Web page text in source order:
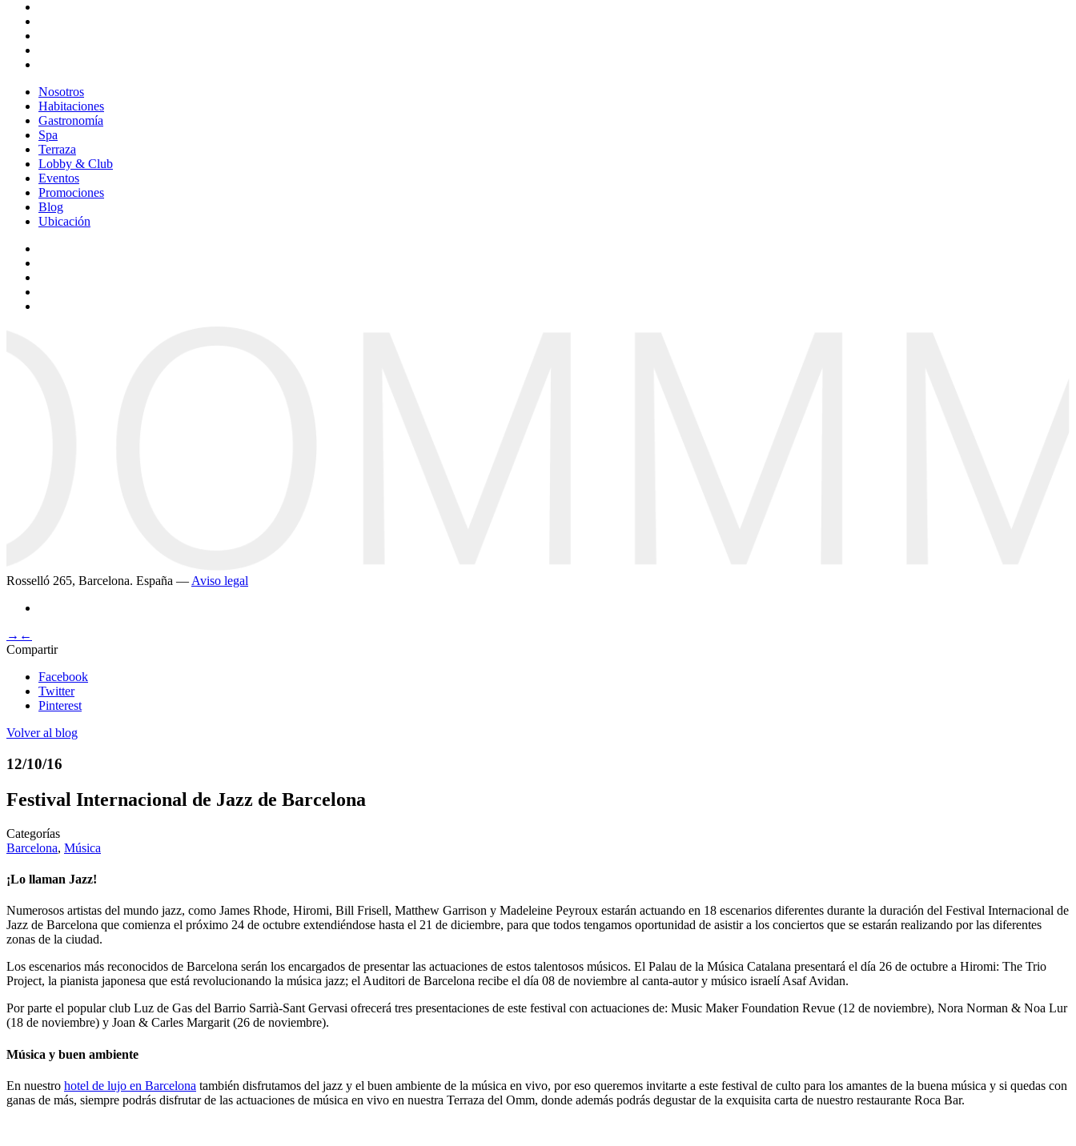
Nosotros
Habitaciones
Gastronomía
Spa
Terraza
Lobby & Club
Eventos
Promociones
Blog
Ubicación
Rosselló 265, Barcelona. España — Aviso legal
→ ←
Compartir
Facebook
Twitter
Pinterest
Volver al blog
12/10/16
Festival Internacional de Jazz de Barcelona
Categorías
Barcelona, Música
¡Lo llaman Jazz!
Numerosos artistas del mundo jazz, como James Rhode, Hiromi, Bill Frisell, Matthew Garrison y Madeleine Peyroux estarán actuando en 18 escenarios diferentes durante la duración del Festival Internacional de
Jazz de Barcelona que comienza el próximo 24 de octubre extendiéndose hasta el 21 de diciembre, para que todos tengamos oportunidad de asistir a los conciertos que se estarán realizando por las diferentes
zonas de la ciudad.
Los escenarios más reconocidos de Barcelona serán los encargados de presentar las actuaciones de estos talentosos músicos. El Palau de la Música Catalana presentará el día 26 de octubre a Hiromi: The Trio
Project, la pianista japonesa que está revolucionando la música jazz; el Auditori de Barcelona recibe el día 08 de noviembre al canta-autor y músico israelí Asaf Avidan.
Por parte el popular club Luz de Gas del Barrio Sarrià-Sant Gervasi ofrecerá tres presentaciones de este festival con actuaciones de: Music Maker Foundation Revue (12 de noviembre), Nora Norman & Noa Lur
(18 de noviembre) y Joan & Carles Margarit (26 de noviembre).
Música y buen ambiente
En nuestro hotel de lujo en Barcelona también disfrutamos del jazz y el buen ambiente de la música en vivo, por eso queremos invitarte a este festival de culto para los amantes de la buena música y si quedas con
ganas de más, siempre podrás disfrutar de las actuaciones de música en vivo en nuestra Terraza del Omm, donde además podrás degustar de la exquisita carta de nuestro restaurante Roca Bar.